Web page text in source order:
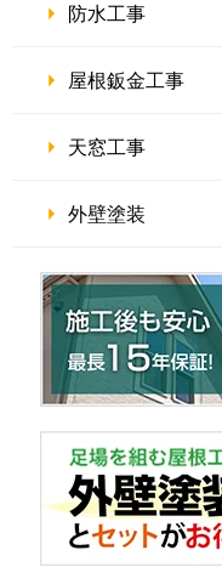
防水工事
屋根鈑金工事
天窓工事
外壁塗装